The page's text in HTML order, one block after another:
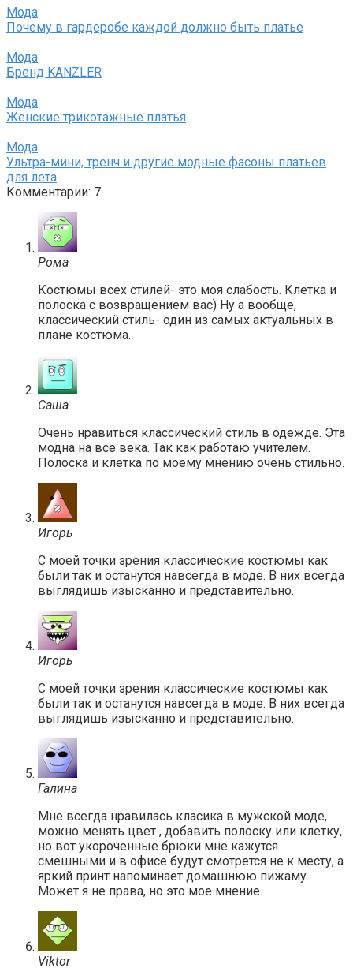
Мода
Почему в гардеробе каждой должно быть платье
Мода
Бренд KANZLER
Мода
Женские трикотажные платья
Мода
Ультра-мини, тренч и другие модные фасоны платьев
для лета
Комментарии: 7
Рома
Костюмы всех стилей- это моя слабость. Клетка и
полоска с возвращением вас) Ну а вообще,
классический стиль- один из самых актуальных в
плане костюма.
Саша
Очень нравиться классический стиль в одежде. Эта
модна на все века. Так как работаю учителем.
Полоска и клетка по моему мнению очень стильно.
Игорь
С моей точки зрения классические костюмы как
были так и останутся навсегда в моде. В них всегда
выглядишь изысканно и представительно.
Игорь
С моей точки зрения классические костюмы как
были так и останутся навсегда в моде. В них всегда
выглядишь изысканно и представительно.
Галина
Мне всегда нравилась класика в мужской моде,
можно менять цвет , добавить полоску или клетку,
но вот укороченные брюки мне кажутся
смешными и в офисе будут смотрется не к месту, а
яркий принт напоминает домашнюю пижаму.
Может я не права, но это мое мнение.
Viktor